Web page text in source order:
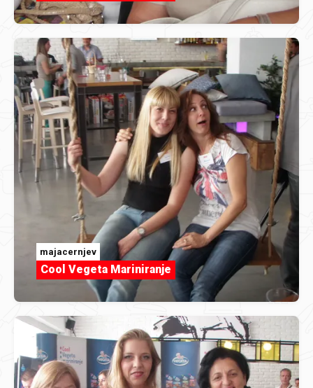
majacernjev
Cool Vegeta Mariniranje